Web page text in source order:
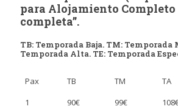
para Alojamiento Completo
completa”.
TB: Temporada Baja. TM: Temporada
Temporada Alta. TE: Temporada
Pax TB TM TA
1
90€ 99€